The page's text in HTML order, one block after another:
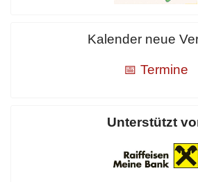
Kalender neue
📅 Termine
Unterstützt